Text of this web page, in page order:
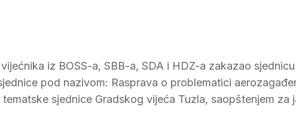
iz BOSS-a, SBB-a, SDA i HDZ-a zakazao
pod nazivom: Rasprava o problematici
sjednice Gradskog vijeća Tuzla, saopštenjem za